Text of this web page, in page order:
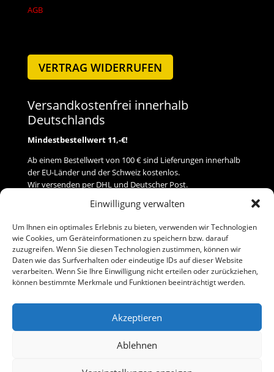
Einwilligung verwalten
Um Ihnen ein optimales Erlebnis zu bieten, verwenden wir Technologien
wie Cookies, um Geräteinformationen zu speichern bzw. darauf
zuzugreifen. Wenn Sie diesen Technologien zustimmen, können wir
Daten wie das Surfverhalten oder eindeutige IDs auf dieser Website
verarbeiten. Wenn Sie Ihre Einwilligung nicht erteilen oder zurückziehen,
können bestimmte Merkmale und Funktionen beeinträchtigt werden.
Akzeptieren
Ablehnen
AGB
VERTRAG WIDERRUFEN
Versandkostenfrei innerhalb
Deutschlands
Mindestbestellwert 11,-€!
Ab einem Bestellwert von 100 € sind Lieferungen innerhalb
der EU-Länder und der Schweiz kostenlos.
Wir versenden per DHL und Deutscher Post.
Versand
Zahlung
Baumann Modellspielwaren
Telefon (0 91 61) 33 84